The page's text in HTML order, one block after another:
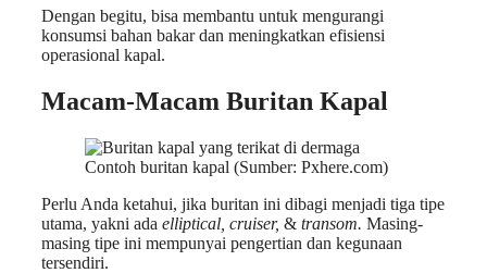
Dengan begitu, bisa membantu untuk mengurangi
konsumsi bahan bakar dan meningkatkan efisiensi
operasional kapal.
Macam-Macam Buritan Kapal
Contoh buritan kapal (Sumber: Pxhere.com)
Perlu Anda ketahui, jika buritan ini dibagi menjadi tiga tipe
utama, yakni ada elliptical, cruiser, & transom. Masing-
masing tipe ini mempunyai pengertian dan kegunaan
tersendiri.